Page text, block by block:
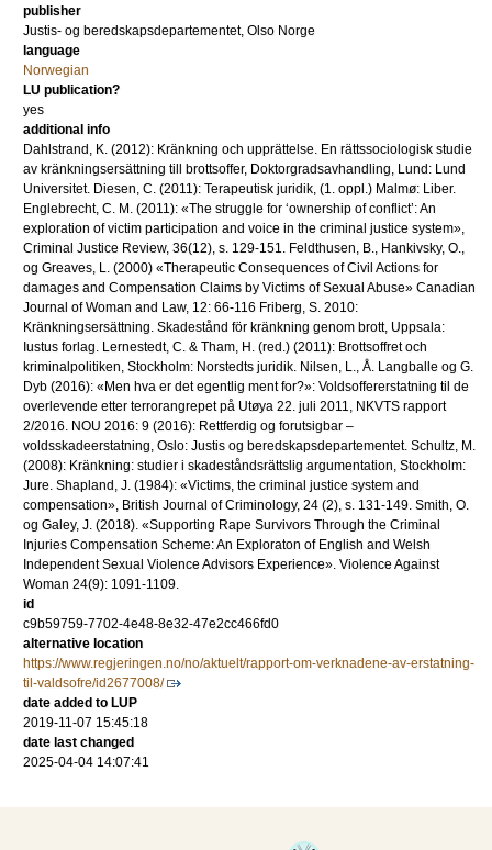
publisher
Justis- og beredskapsdepartementet, Olso Norge
language
Norwegian
LU publication?
yes
additional info
Dahlstrand, K. (2012): Kränkning och upprättelse. En rättssociologisk studie
av kränkningsersättning till brottsoffer, Doktorgradsavhandling, Lund: Lund
Universitet. Diesen, C. (2011): Terapeutisk juridik, (1. oppl.) Malmø: Liber.
Englebrecht, C. M. (2011): «The struggle for ‘ownership of conflict’: An
exploration of victim participation and voice in the criminal justice system»,
Criminal Justice Review, 36(12), s. 129-151. Feldthusen, B., Hankivsky, O.,
og Greaves, L. (2000) «Therapeutic Consequences of Civil Actions for
damages and Compensation Claims by Victims of Sexual Abuse» Canadian
Journal of Woman and Law, 12: 66-116 Friberg, S. 2010:
Kränkningsersättning. Skadestånd för kränkning genom brott, Uppsala:
Iustus forlag. Lernestedt, C. & Tham, H. (red.) (2011): Brottsoffret och
kriminalpolitiken, Stockholm: Norstedts juridik. Nilsen, L., Å. Langballe og G.
Dyb (2016): «Men hva er det egentlig ment for?»: Voldsoffererstatning til de
overlevende etter terrorangrepet på Utøya 22. juli 2011, NKVTS rapport
2/2016. NOU 2016: 9 (2016): Rettferdig og forutsigbar –
voldsskadeerstatning, Oslo: Justis og beredskapsdepartementet. Schultz, M.
(2008): Kränkning: studier i skadeståndsrättslig argumentation, Stockholm:
Jure. Shapland, J. (1984): «Victims, the criminal justice system and
compensation», British Journal of Criminology, 24 (2), s. 131-149. Smith, O.
og Galey, J. (2018). «Supporting Rape Survivors Through the Criminal
Injuries Compensation Scheme: An Exploraton of English and Welsh
Independent Sexual Violence Advisors Experience». Violence Against
Woman 24(9): 1091-1109.
id
c9b59759-7702-4e48-8e32-47e2cc466fd0
alternative location
https://www.regjeringen.no/no/aktuelt/rapport-om-verknadene-av-erstatning-
til-valdsofre/id2677008/
date added to LUP
2019-11-07 15:45:18
date last changed
2025-04-04 14:07:41